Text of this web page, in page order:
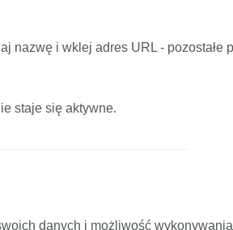
nazwę i wklej adres URL - pozostałe
staje się aktywne.
danych i możliwość